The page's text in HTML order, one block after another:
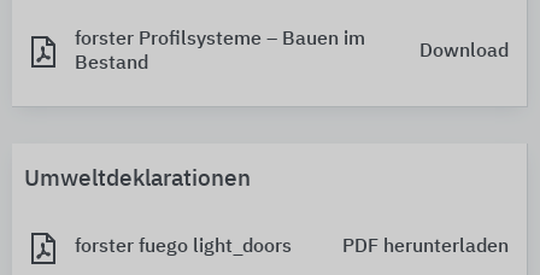
forster Profilsysteme – Bauen im
Bestand
Download
Umweltdeklarationen
forster fuego light_doors PDF herunterladen